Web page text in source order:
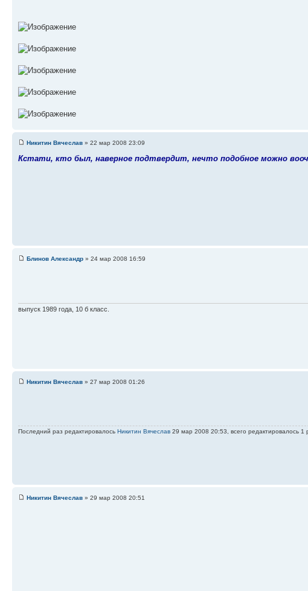
Никитин Вячеслав » 22 мар 2008 23:09
Кстати, кто был, наверное подтвердит, нечто подобное можно
Блинов Александр » 24 мар 2008 16:59
выпуск 1989 года, 10 б класс.
Никитин Вячеслав » 27 мар 2008 01:26
Последний раз редактировалось Никитин Вячеслав 29 мар 2008 20:53, всего редактировалось 1
Никитин Вячеслав » 29 мар 2008 20:51